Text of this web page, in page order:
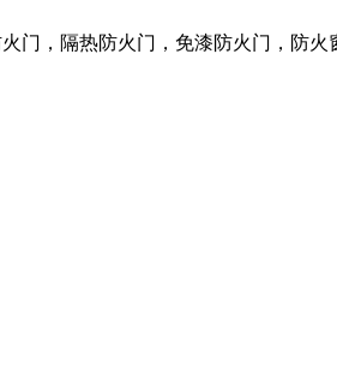
门，隔热防火门，免漆防火门，防